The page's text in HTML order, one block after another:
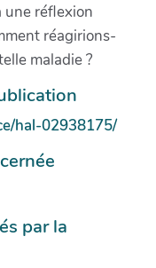
une réflexion
réagirions-
maladie ?
hal-02938175/
par la